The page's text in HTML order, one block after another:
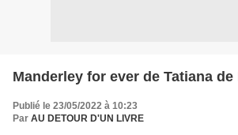
Manderley for ever de Tatiana de
Publié le 23/05/2022 à 10:23
Par AU DETOUR D'UN LIVRE